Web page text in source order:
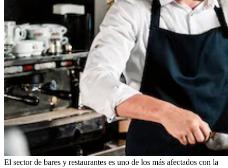
El sector de bares y restaurantes es uno de los más afectados con la